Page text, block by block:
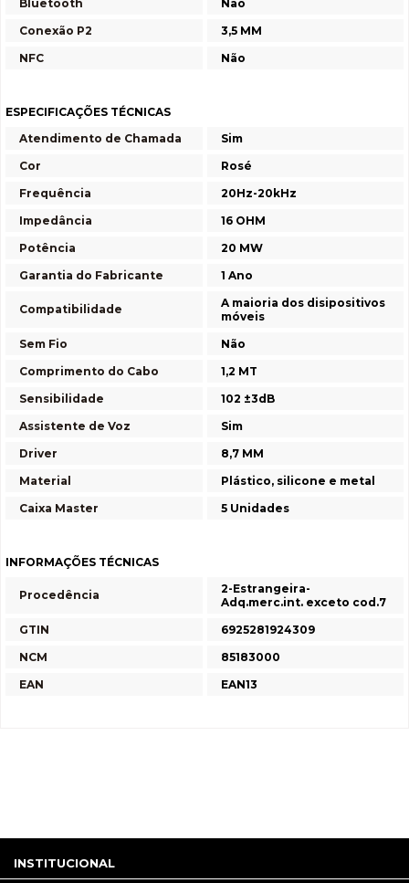
Bluetooth
Não
Conexão P2
3,5 MM
NFC
Não
ESPECIFICAÇÕES TÉCNICAS
Atendimento de Chamada
Sim
Cor
Rosé
Frequência
20Hz-20kHz
Impedância
16 OHM
Potência
20 MW
Garantia do Fabricante
1 Ano
Compatibilidade
A maioria dos disipositivos
móveis
Sem Fio
Não
Comprimento do Cabo
1,2 MT
Sensibilidade
102 ±3dB
Assistente de Voz
Sim
Driver
8,7 MM
Material
Plástico, silicone e metal
Caixa Master
5 Unidades
INFORMAÇÕES TÉCNICAS
Procedência
2-Estrangeira-
Adq.merc.int. exceto cod.7
GTIN
6925281924309
NCM
85183000
EAN
EAN13
INSTITUCIONAL